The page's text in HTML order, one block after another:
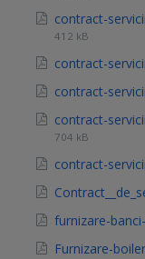
contract-
412 kB
contract-
contract-
contract-
704 kB
contract-
furnizare-
Furnizare-